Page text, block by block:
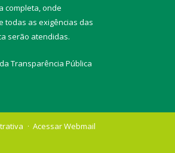
completa, onde
todas as exigências das
serão atendidas.
Transparência Pública
Acessar Webmail